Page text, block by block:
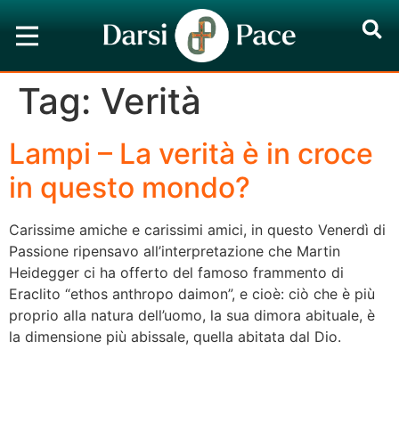
Tag: Verità
Lampi – La verità è in croce
in questo mondo?
Carissime amiche e carissimi amici, in questo Venerdì di
Passione ripensavo all’interpretazione che Martin
Heidegger ci ha offerto del famoso frammento di
Eraclito “ethos anthropo daimon”, e cioè: ciò che è più
proprio alla natura dell’uomo, la sua dimora abituale, è
la dimensione più abissale, quella abitata dal Dio.